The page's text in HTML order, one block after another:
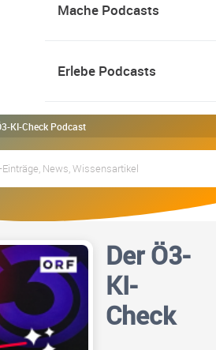
Mache Podcasts
Erlebe Podcasts
KI-Check Podcast
Der Ö3-
KI-
Check